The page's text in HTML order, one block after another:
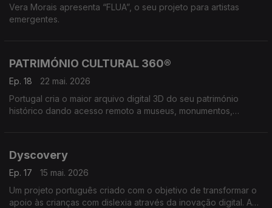
Vera Morais apresenta “FLUA”, o seu projeto para artistas
emergentes.
PATRIMÓNIO CULTURAL 360®
Ep. 18
22 mai. 2026
Portugal cria o maior arquivo digital 3D do seu património
histórico dando acesso remoto a museus, monumentos,
Dyscovery
Ep. 17
15 mai. 2026
Um projeto português criado com o objetivo de transformar o
apoio às crianças com dislexia através da inovação digital. A